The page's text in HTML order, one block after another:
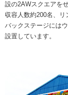
設の2AWスクエアを
収容人数約200名、リ
バックステージには
設置しています。